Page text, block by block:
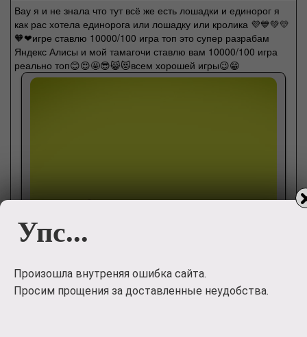
Вау я и не знала что тут всё же есть лошадки и единорог я
как рас хотела единорога или лошадку или кролика 💜💙💚💛
🧡❤игре ставлю 10000/100 игра топ это супер разрабам
Яндекс Алисы и мой тамагочи ставлю вам 10000/100 игра
реально топ😊😍🤩😎😸😻всем хорошей игры😉😁
Упс...
Произошла внутреняя ошибка сайта.
Просим прощения за доставленные неудобства.